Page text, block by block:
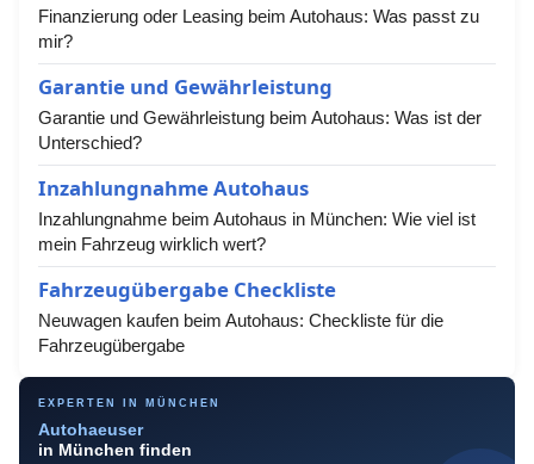
Finanzierung oder Leasing beim Autohaus: Was passt zu
mir?
Garantie und Gewährleistung
Garantie und Gewährleistung beim Autohaus: Was ist der
Unterschied?
Inzahlungnahme Autohaus
Inzahlungnahme beim Autohaus in München: Wie viel ist
mein Fahrzeug wirklich wert?
Fahrzeugübergabe Checkliste
Neuwagen kaufen beim Autohaus: Checkliste für die
Fahrzeugübergabe
EXPERTEN IN MÜNCHEN
Autohaeuser
in München finden